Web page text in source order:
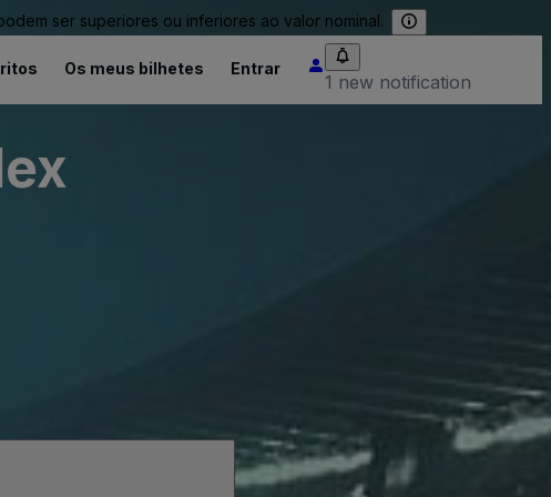
ser superiores ou inferiores ao valor nominal.
Os meus bilhetes Entrar
1 new notification